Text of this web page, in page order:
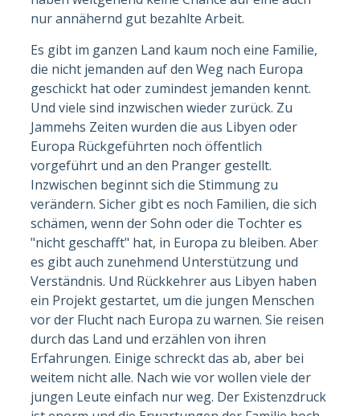
nur annähernd gut bezahlte Arbeit.
Es gibt im ganzen Land kaum noch eine Familie,
die nicht jemanden auf den Weg nach Europa
geschickt hat oder zumindest jemanden kennt.
Und viele sind inzwischen wieder zurück. Zu
Jammehs Zeiten wurden die aus Libyen oder
Europa Rückgeführten noch öffentlich
vorgeführt und an den Pranger gestellt.
Inzwischen beginnt sich die Stimmung zu
verändern. Sicher gibt es noch Familien, die sich
schämen, wenn der Sohn oder die Tochter es
"nicht geschafft" hat, in Europa zu bleiben. Aber
es gibt auch zunehmend Unterstützung und
Verständnis. Und Rückkehrer aus Libyen haben
ein Projekt gestartet, um die jungen Menschen
vor der Flucht nach Europa zu warnen. Sie reisen
durch das Land und erzählen von ihren
Erfahrungen. Einige schreckt das ab, aber bei
weitem nicht alle. Nach wie vor wollen viele der
jungen Leute einfach nur weg. Der Existenzdruck